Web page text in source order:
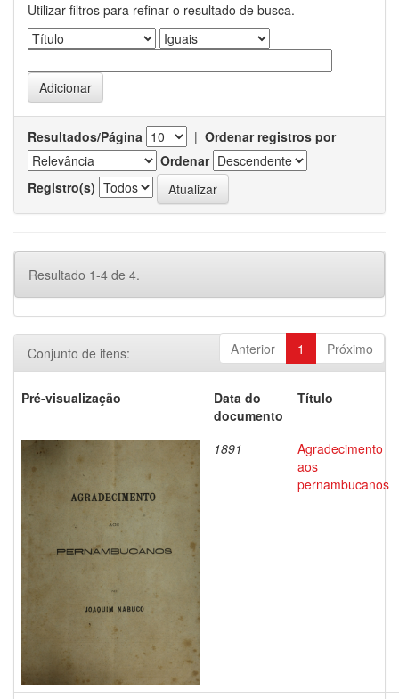
Utilizar filtros para refinar o resultado de busca.
Resultados/Página | Ordenar registros por
Ordenar
Registro(s)
Resultado 1-4 de 4.
Anterior 1 Próximo
Conjunto de itens:
Pré-visualização
Data do
documento
Título
1891
Agradecimento
aos
pernambucanos